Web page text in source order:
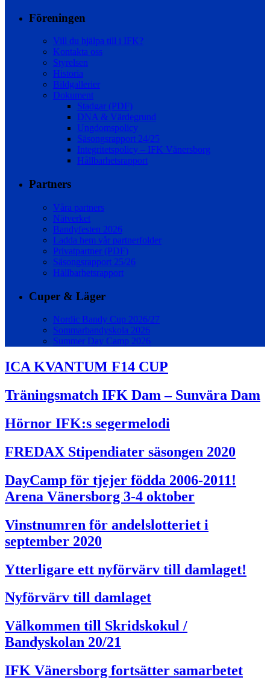
Föreningen
Vill du hjälpa till i IFK?
Kontakta oss
Styrelsen
Historia
Bildgallerier
Dokument
Stadgar (PDF)
DNA & Värdegrund
Ungdomspolicy
Säsongsrapport 24/25
Integritetspolicy – IFK Vänersborg
Hållbarhetsrapport
Partners
Våra partners
Nätverket
Bandyfesten 2026
Ladda hem vår partnerfolder
Privatpartner (PDF)
Säsongsrapport 25/26
Hållbarhetsrapport
Cuper & Läger
Nordic Bandy Cup 2026/27
Sommarbandyskola 2026
Summer Day Camp 2026
ICA KVANTUM F14 CUP
Träningsmatch IFK Dam – Sunvära Dam
Hörnor IFK:s segermelodi
FREDAX Stipendiater säsongen 2020
DayCamp för tjejer födda 2006-2011!
Arena Vänersborg 3-4 oktober
Vinstnumren för andelslotteriet i
september 2020
Ytterligare ett nyförvärv till damlaget!
Nyförvärv till damlaget
Välkommen till Skridskokul /
Bandyskolan 20/21
IFK Vänersborg fortsätter samarbetet